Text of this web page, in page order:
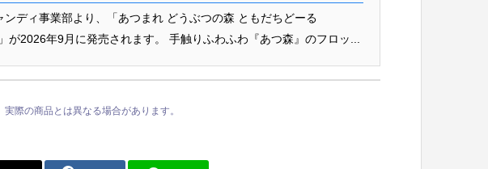
ンディ事業部より、「あつまれ どうぶつの森 ともだちどーる
が2026年9月に発売されます。 手触りふわふわ『あつ森』のフロッ...
際の商品とは異なる場合があります。